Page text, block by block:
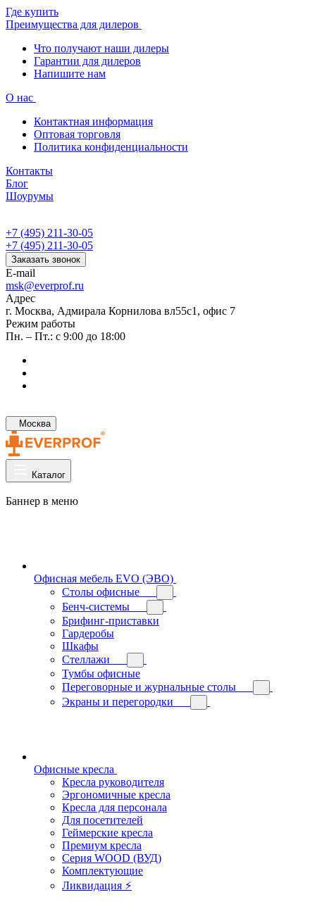
Где купить
Преимущества для дилеров
Что получают наши дилеры
Гарантии для дилеров
Напишите нам
О нас
Контактная информация
Оптовая торговля
Политика конфиденциальности
Контакты
Блог
Шоурумы
+7 (495) 211-30-05
+7 (495) 211-30-05
Заказать звонок
E-mail
msk@everprof.ru
Адрес
г. Москва, Адмирала Корнилова вл55с1, офис 7
Режим работы
Пн. – Пт.: с 9:00 до 18:00
Москва
Каталог
Баннер в меню
Офисная мебель EVO (ЭВО)
Cтолы офисные
Бенч-системы
Брифинг-приставки
Гардеробы
Шкафы
Стеллажи
Тумбы офисные
Переговорные и журнальные столы
Экраны и перегородки
Офисные кресла
Кресла руководителя
Эргономичные кресла
Кресла для персонала
Для посетителей
Геймерские кресла
Премиум кресла
Серия WOOD (ВУД)
Комплектующие
Ликвидация ⚡